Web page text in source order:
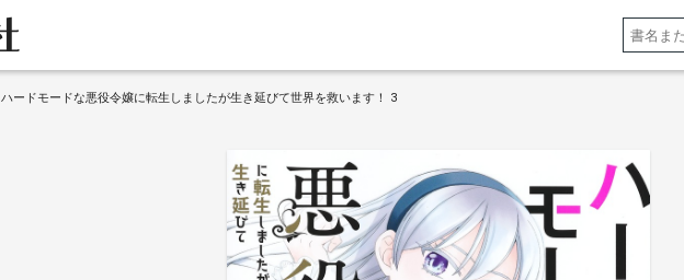
ハードモードな悪役令嬢に転生しましたが生き延びて世界を救います！ 3